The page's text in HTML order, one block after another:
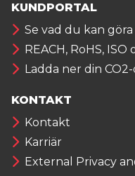
KUNDPORTAL
Se vad du kan
REACH, RoHS,
Ladda ner din
KONTAKT
Kontakt
Karriär
External Privacy